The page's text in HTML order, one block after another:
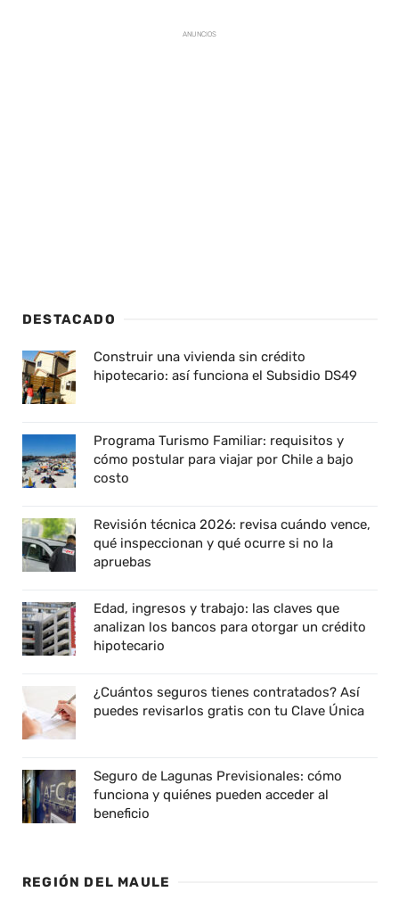
ANUNCIOS
DESTACADO
Construir una vivienda sin crédito
hipotecario: así funciona el Subsidio DS49
Programa Turismo Familiar: requisitos y
cómo postular para viajar por Chile a bajo
costo
Revisión técnica 2026: revisa cuándo vence,
qué inspeccionan y qué ocurre si no la
apruebas
Edad, ingresos y trabajo: las claves que
analizan los bancos para otorgar un crédito
hipotecario
¿Cuántos seguros tienes contratados? Así
puedes revisarlos gratis con tu Clave Única
Seguro de Lagunas Previsionales: cómo
funciona y quiénes pueden acceder al
beneficio
REGIÓN DEL MAULE